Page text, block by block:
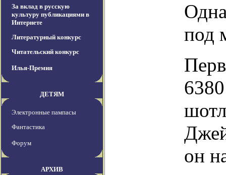
За вклад в русскую
культуру публикациями в
Интернете
Литературный конкурс
Читательский конкурс
Илья-Премия
ДЕТЯМ
Электронные пампасы
Фантастика
Форум
АРХИВ
под
он